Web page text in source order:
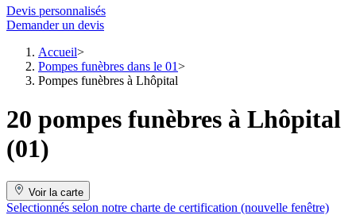
Devis personnalisés
Demander un devis
Accueil
Pompes funèbres dans le 01
Pompes funèbres à Lhôpital
20 pompes funèbres à Lhôpital
(01)
Voir la carte
Selectionnés selon notre charte de certification (nouvelle fenêtre)